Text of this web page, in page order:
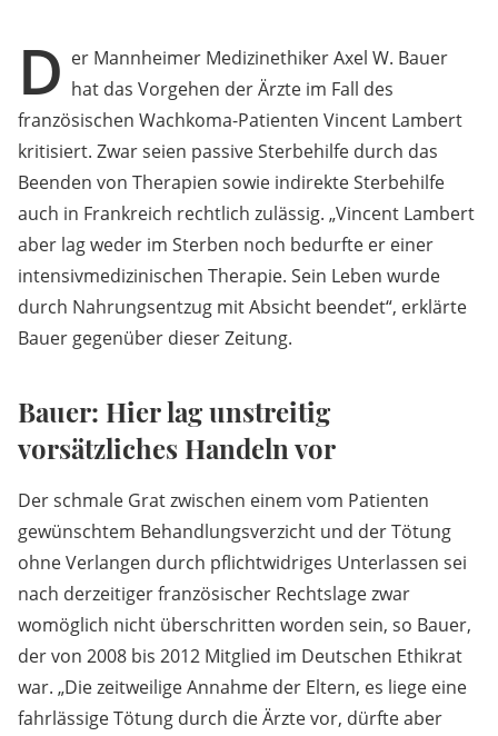
D er Mannheimer Medizinethiker Axel W. Bauer
hat das Vorgehen der Ärzte im Fall des
französischen Wachkoma-Patienten Vincent Lambert
kritisiert. Zwar seien passive Sterbehilfe durch das
Beenden von Therapien sowie indirekte Sterbehilfe
auch in Frankreich rechtlich zulässig. „Vincent Lambert
aber lag weder im Sterben noch bedurfte er einer
intensivmedizinischen Therapie. Sein Leben wurde
durch Nahrungsentzug mit Absicht beendet“, erklärte
Bauer gegenüber dieser Zeitung.
Bauer: Hier lag unstreitig
vorsätzliches Handeln vor
Der schmale Grat zwischen einem vom Patienten
gewünschtem Behandlungsverzicht und der Tötung
ohne Verlangen durch pflichtwidriges Unterlassen sei
nach derzeitiger französischer Rechtslage zwar
womöglich nicht überschritten worden sein, so Bauer,
der von 2008 bis 2012 Mitglied im Deutschen Ethikrat
war. „Die zeitweilige Annahme der Eltern, es liege eine
fahrlässige Tötung durch die Ärzte vor, dürfte aber